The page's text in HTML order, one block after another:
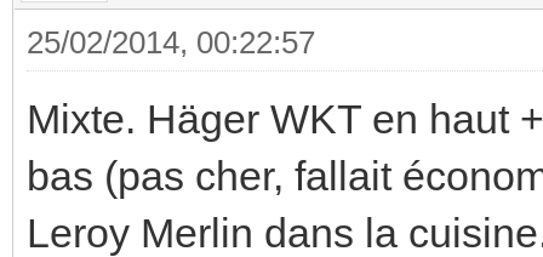
25/02/2014, 00:22:57
Mixte. Häger WKT en haut
bas (pas cher, fallait
Leroy Merlin dans la